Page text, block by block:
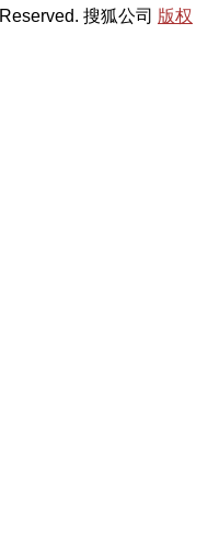
搜狐公司 版权